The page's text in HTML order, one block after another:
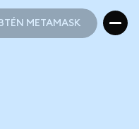
METAMASK